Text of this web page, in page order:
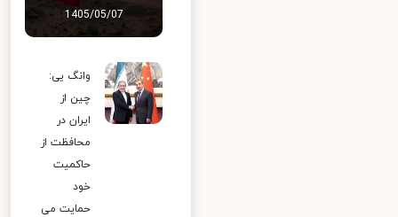
1405/05/07
وانگ یی:
چین از
ایران در
محافظت از
حاکمیت
خود
حمایت می